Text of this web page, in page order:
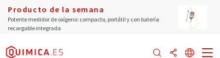
Producto de la semana
Potente medidor de oxígeno: compacto, portátil y con batería
recargable integrada